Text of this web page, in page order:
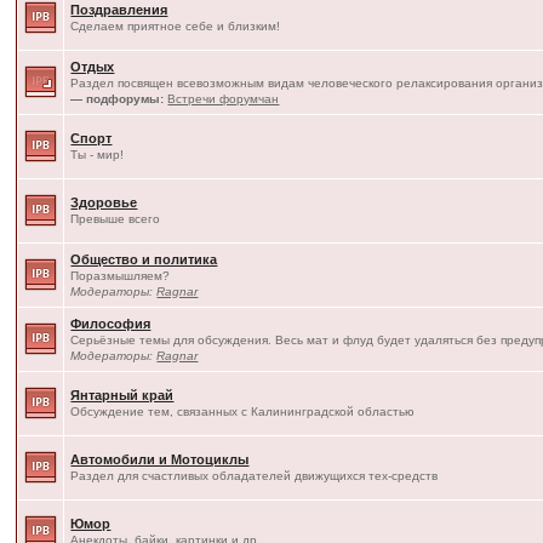
Поздравления
Сделаем приятное себе и близким!
Отдых
Раздел посвящен всевозможным видам человеческого релаксирования
— подфорумы: Встречи форумчан
Спорт
Ты - мир!
Здоровье
Превыше всего
Общество и политика
Поразмышляем?
Модераторы:Ragnar
Философия
Серьёзные темы для обсуждения. Весь мат и флуд будет удаляться без
Модераторы:Ragnar
Янтарный край
Обсуждение тем, связанных с Калининградской областью
Автомобили и Мотоциклы
Раздел для счастливых обладателей движущихся тех-средств
Юмор
Анекдоты, байки, картинки и др.